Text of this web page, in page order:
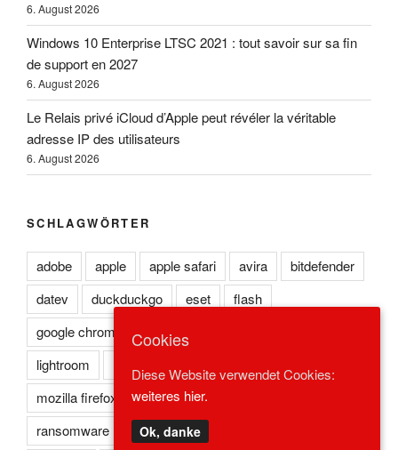
6. August 2026
Windows 10 Enterprise LTSC 2021 : tout savoir sur sa fin
de support en 2027
6. August 2026
Le Relais privé iCloud d’Apple peut révéler la véritable
adresse IP des utilisateurs
6. August 2026
SCHLAGWÖRTER
adobe apple apple safari avira
bitdefender
datev
duckduckgo eset
flash
google chrome
kaspersky
lightroom
mozilla firefox
norton opera
ransomware
reader redstone
Cookies
Diese Website verwendet Cookies:
weiteres hier.
Ok, danke